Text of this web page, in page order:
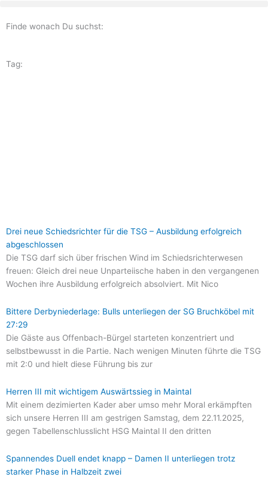
springen
Finde wonach Du suchst:
Tag:
Drei neue Schiedsrichter für die TSG – Ausbildung erfolgreich
abgeschlossen
Die TSG darf sich über frischen Wind im Schiedsrichterwesen
freuen: Gleich drei neue Unparteiische haben in den vergangenen
Wochen ihre Ausbildung erfolgreich absolviert. Mit Nico
Bittere Derbyniederlage: Bulls unterliegen der SG Bruchköbel mit
27:29
Die Gäste aus Offenbach-Bürgel starteten konzentriert und
selbstbewusst in die Partie. Nach wenigen Minuten führte die TSG
mit 2:0 und hielt diese Führung bis zur
Herren III mit wichtigem Auswärtssieg in Maintal
Mit einem dezimierten Kader aber umso mehr Moral erkämpften
sich unsere Herren III am gestrigen Samstag, dem 22.11.2025,
gegen Tabellenschlusslicht HSG Maintal II den dritten
Spannendes Duell endet knapp – Damen II unterliegen trotz
starker Phase in Halbzeit zwei
Seite
Seite
Seite
SeiteSeite